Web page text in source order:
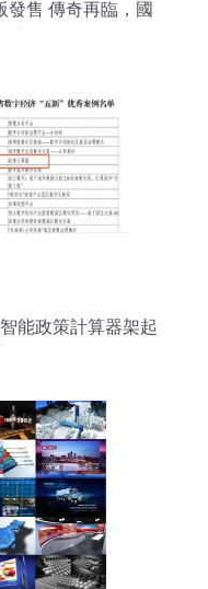
發售 傳奇再臨，國
能政策計算器架起